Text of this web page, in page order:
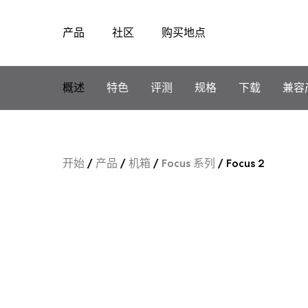
产品 社区 购买地点
概述
特色 评测 规格 下载 兼容
开始/ 产品 /机箱 / Focus 系列 / Focus 2